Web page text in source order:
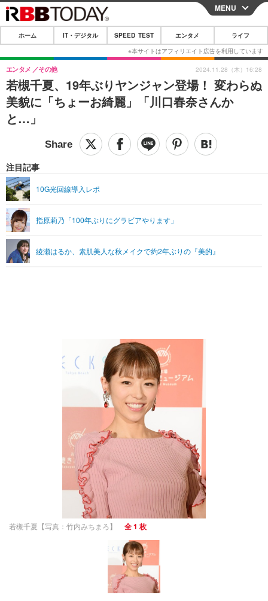
CLOSE
ホーム
IT・デジタル
IT・デジタルTOP スマートフォン
ショッピング その他
SPEED TEST
エンタメ
エンタメTOP 映画・ドラマ
音楽
ペット
リリース一覧
プッシュ通知の停止方法
MENU
ホーム IT・デジタル SPEED TEST エンタメ ライフ
若槻千夏、19年ぶりヤンジャン登場！ 変わらぬ
美貌に「ちょーお綺麗」「川口春奈さんか
と…」
エンタメ その他
注目記事
10G光回線導入レポ
指原莉乃「100年ぶりにグラビアやります」
綾瀬はるか、素肌美人な秋メイクで約2年ぶりの『美的』
2024.11.28（木）16:28
若槻千夏【写真：竹内みちまろ】 全 1 枚